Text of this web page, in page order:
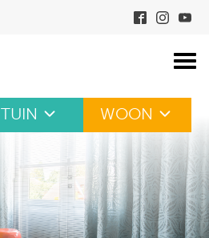
TUIN WOON